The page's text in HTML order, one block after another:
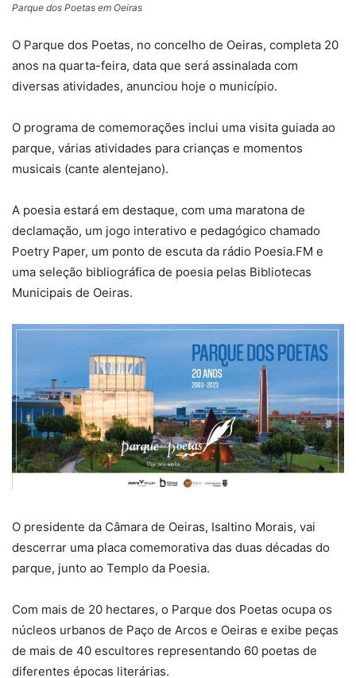
Parque dos Poetas em Oeiras
O Parque dos Poetas, no concelho de Oeiras, completa 20
anos na quarta-feira, data que será assinalada com
diversas atividades, anunciou hoje o município.
O programa de comemorações inclui uma visita guiada ao
parque, várias atividades para crianças e momentos
musicais (cante alentejano).
A poesia estará em destaque, com uma maratona de
declamação, um jogo interativo e pedagógico chamado
Poetry Paper, um ponto de escuta da rádio Poesia.FM e
uma seleção bibliográfica de poesia pelas Bibliotecas
Municipais de Oeiras.
O presidente da Câmara de Oeiras, Isaltino Morais, vai
descerrar uma placa comemorativa das duas décadas do
parque, junto ao Templo da Poesia.
Com mais de 20 hectares, o Parque dos Poetas ocupa os
núcleos urbanos de Paço de Arcos e Oeiras e exibe peças
de mais de 40 escultores representando 60 poetas de
diferentes épocas literárias.